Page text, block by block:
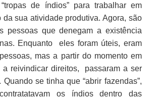
de índios” para trabalhar em
da sua atividade produtiva. Agora, são
pessoas que denegam a existência
Enquanto eles foram úteis, eram
mas a partir do momento em
a reivindicar direitos, passaram a ser
se tinha que “abrir fazendas”,
os índios dentro das